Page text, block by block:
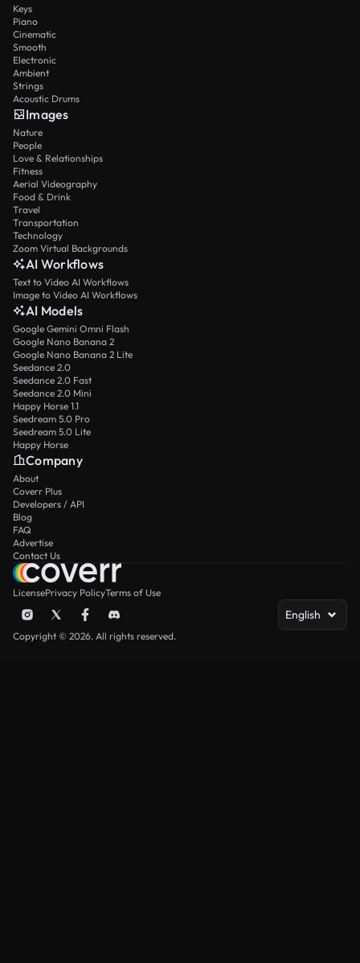
Keys
Piano
Cinematic
Smooth
Electronic
Ambient
Strings
Acoustic Drums
Images
Nature
People
Love & Relationships
Fitness
Aerial Videography
Food & Drink
Travel
Transportation
Technology
Zoom Virtual Backgrounds
AI Workflows
Text to Video AI Workflows
Image to Video AI Workflows
AI Models
Google Gemini Omni Flash
Google Nano Banana 2
Google Nano Banana 2 Lite
Seedance 2.0
Seedance 2.0 Fast
Seedance 2.0 Mini
Happy Horse 1.1
Seedream 5.0 Pro
Seedream 5.0 Lite
Happy Horse
Company
About
Coverr Plus
Developers / API
Blog
FAQ
Advertise
Contact Us
LicensePrivacy PolicyTerms of Use
English
Copyright © 2026. All rights reserved.